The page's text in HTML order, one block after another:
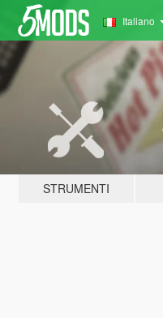
Italiano
STRUMENTI